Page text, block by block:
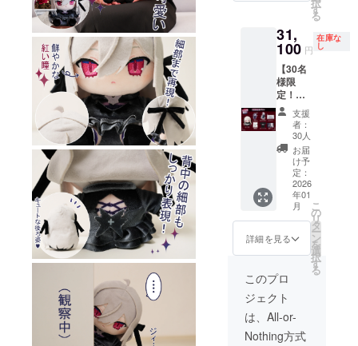
画像は
ジで
す。 金
額には
消費税
（10%
）と送
料660円
を含ん
でおり
ます。
す
る
31,
100 円
在庫な
し
【30名
様限
定！】
直筆色
紙プラ
いぐる
み 1点
・直筆
色紙 1
点 ・ア
クリル
キーホ
ル
ダー 1
点 ・ア
クリル
スタン
ド 1点
・クリ
アポー
チ 1点
支援
者：
30人
お届
け予
定：
2026
年01
月
詳細を見る
こ
の
リ
タ
ー
ン
を
選
択
す
る
このプロ
ジェクト
は、All-or-
Nothing方式